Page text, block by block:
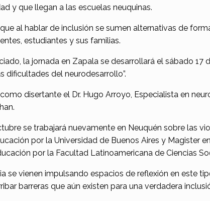
y que llegan a las escuelas neuquinas.
al hablar de inclusión se sumen alternativas de
estudiantes y sus familias.
la jornada en Zapala se desarrollará el sábado 17
dificultades del neurodesarrollo”.
disertante el Dr. Hugo Arroyo, Especialista en
se trabajará nuevamente en Neuquén sobre las
por la Universidad de Buenos Aires y Magister
por la Facultad Latinoamericana de Ciencias
se vienen impulsando espacios de reflexión en este
barreras que aún existen para una verdadera